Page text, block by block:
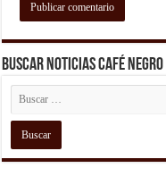
Buscar Noticias Café Negro